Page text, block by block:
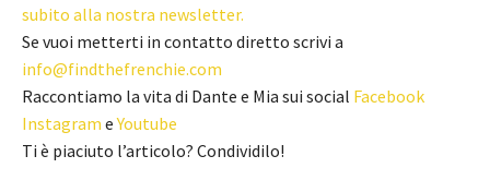
subito alla nostra newsletter.
Se vuoi metterti in contatto diretto scrivi a
info@findthefrenchie.com
Raccontiamo la vita di Dante e Mia sui social Facebook
Instagram eYoutube
Ti è piaciuto l’articolo? Condividilo!